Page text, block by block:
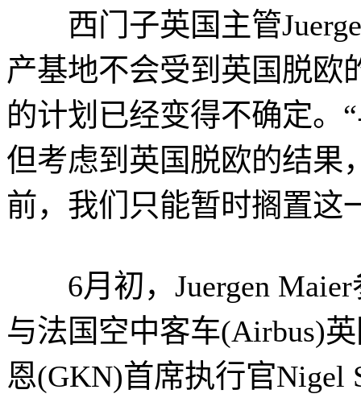
西门子英国主管
产基地不会受到英国脱欧
的计划已经变得不确定。
但考虑到英国脱欧的结果
前，我们只能暂时搁置这
6月初，Juergen Maier
与法国空中客车(Airbus)
恩(GKN)首席执行官Nigel